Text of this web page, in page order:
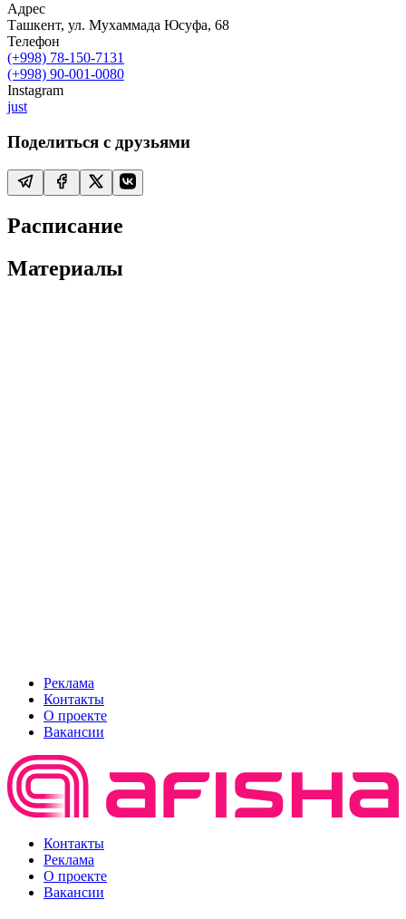
Адрес
Ташкент, ул. Мухаммада Юсуфа, 68
Телефон
(+998) 78-150-7131
(+998) 90-001-0080
Instagram
just
Поделиться с друзьями
Расписание
Материалы
Реклама
Контакты
О проекте
Вакансии
Контакты
Реклама
О проекте
Вакансии